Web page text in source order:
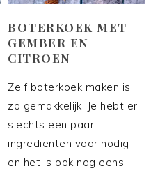
BOTERKOEK MET
GEMBER EN
CITROEN
Zelf boterkoek maken is
zo gemakkelijk! Je hebt er
slechts een paar
ingredienten voor nodig
en het is ook nog eens